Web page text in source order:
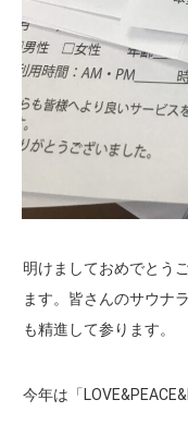
明けましておめでとう
ます。皆さんのサウナ
も精進して参ります。
今年は「